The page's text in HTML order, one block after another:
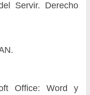
Servir. Derecho
Office: Word y